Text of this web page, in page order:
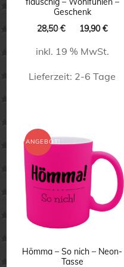
auf
der
werden
Geschenk
28,50€
Ursprünglicher
war:
19,90€
inkl. 19 % MwSt.
Lieferzeit: 2-6 Tage
ANGEBOT!
Hömma – So nich – Neon-
Tasse